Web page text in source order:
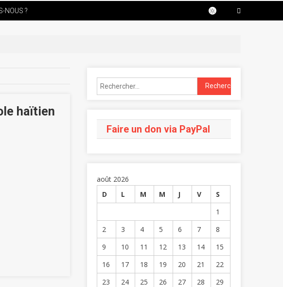
NOUS ?
haïtien
Faire un don via PayPal
août 2026
D
L M M J V
S
1
2
3 4 5 6 7
8
9
10 11 12 13 14
15
16
17 18 19 20 21
22
23
24 25 26 27 28
29